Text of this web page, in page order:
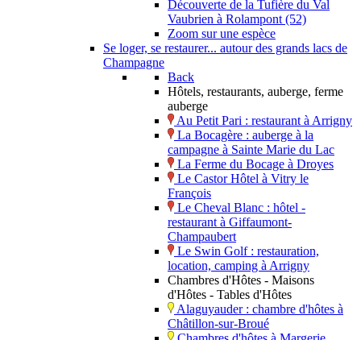
Découverte de la Tufière du Val
Vaubrien à Rolampont (52)
Zoom sur une espèce
Se loger, se restaurer... autour des grands lacs de
Champagne
Back
Hôtels, restaurants, auberge, ferme
auberge
Au Petit Pari : restaurant à Arrigny
La Bocagère : auberge à la
campagne à Sainte Marie du Lac
La Ferme du Bocage à Droyes
Le Castor Hôtel à Vitry le
François
Le Cheval Blanc : hôtel -
restaurant à Giffaumont-
Champaubert
Le Swin Golf : restauration,
location, camping à Arrigny
Chambres d'Hôtes - Maisons
d'Hôtes - Tables d'Hôtes
Alaguyauder : chambre d'hôtes à
Châtillon-sur-Broué